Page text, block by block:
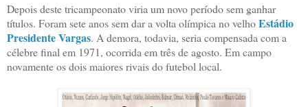
Depois deste tricampeonato viria um novo período sem ganhar
títulos. Foram sete anos sem dar a volta olímpica no velhoEstádio
Presidente Vargas. A demora, todavia, seria compensada com a
célebre final em 1971, ocorrida em três de agosto. Em campo
novamente os dois maiores rivais do futebol local.